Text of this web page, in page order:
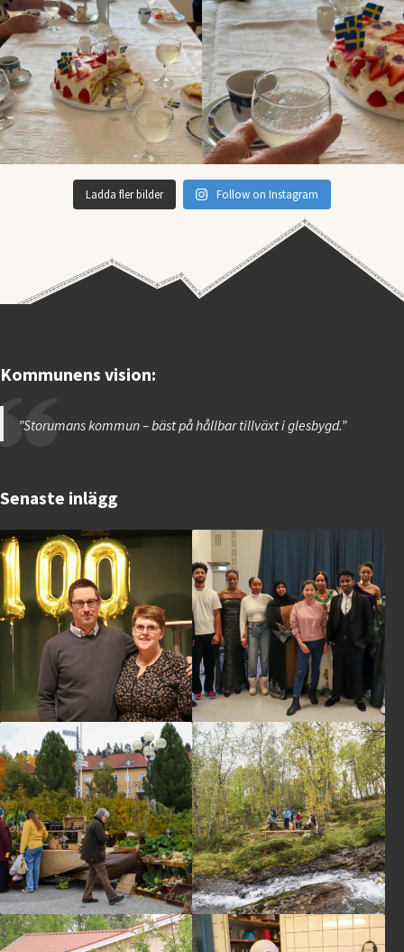
Ladda fler bilder Follow on Instagram
Kommunens vision:
”Storumans kommun – bäst på hållbar tillväxt i glesbygd.”
Senaste inlägg